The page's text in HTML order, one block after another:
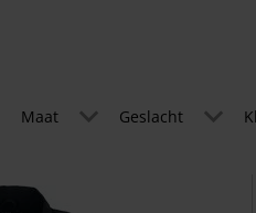
Maat Geslacht